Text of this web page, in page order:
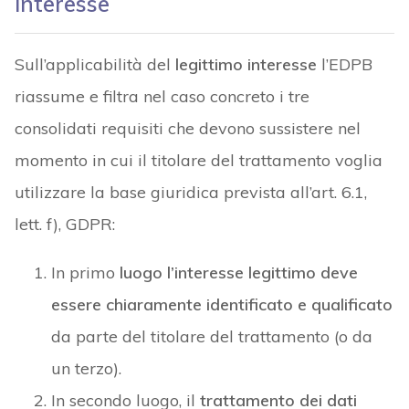
Sull’applicabilità del legittimo interesse l’EDPB
riassume e filtra nel caso concreto i tre
consolidati requisiti che devono sussistere nel
momento in cui il titolare del trattamento voglia
utilizzare la base giuridica prevista all’art. 6.1,
lett. f), GDPR:
In primo luogo l’interesse legittimo deve
essere chiaramente identificato e qualificato
da parte del titolare del trattamento (o da
un terzo).
In secondo luogo, il trattamento dei dati